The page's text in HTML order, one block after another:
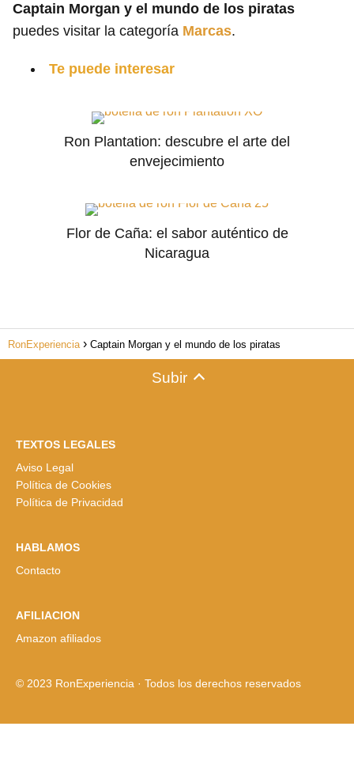
Captain Morgan y el mundo de los piratas
puedes visitar la categoría Marcas.
Te puede interesar
Ron Plantation: descubre el arte del
envejecimiento
Flor de Caña: el sabor auténtico de
Nicaragua
RonExperiencia Captain Morgan y el mundo de los piratas
Subir
TEXTOS LEGALES
Aviso Legal
Política de Cookies
Política de Privacidad
HABLAMOS
Contacto
AFILIACION
Amazon afiliados
© 2023 RonExperiencia · Todos los derechos reservados